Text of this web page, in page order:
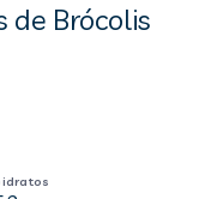
de Brócolis